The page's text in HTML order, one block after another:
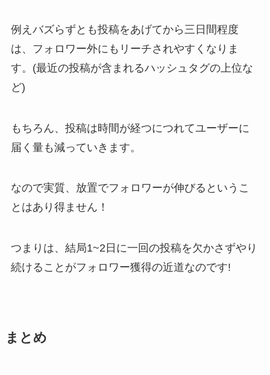
例えバズらずとも投稿をあげてから三日間程度
は、フォロワー外にもリーチされやすくなりま
す。(最近の投稿が含まれるハッシュタグの上位な
ど)
もちろん、投稿は時間が経つにつれてユーザーに
届く量も減っていきます。
なので実質、放置でフォロワーが伸びるというこ
とはあり得ません！
つまりは、結局1~2日に一回の投稿を欠かさずやり
続けることがフォロワー獲得の近道なのです!
まとめ